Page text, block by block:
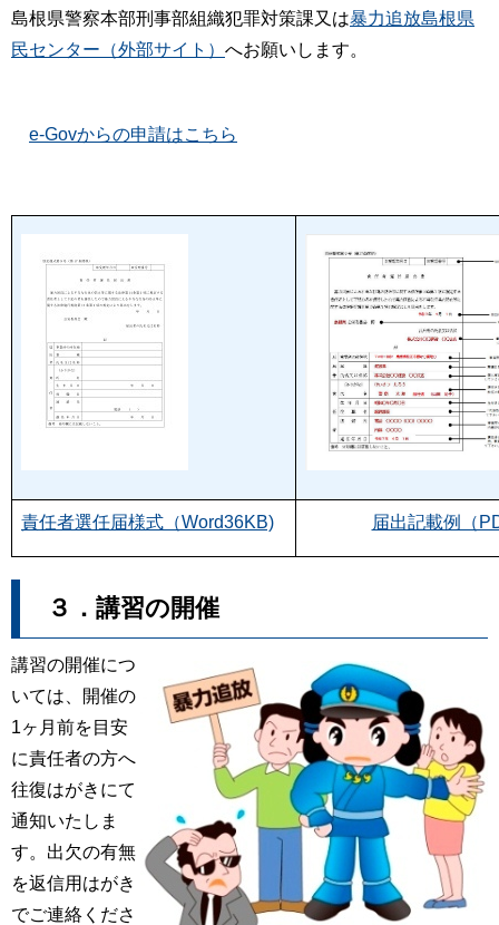
島根県警察本部刑事部組織犯罪対策課又は暴力追放島根県
民センター（外部サイト） へお願いします。
e-Govからの申請はこちら
一覧表
責任者選任届様式（Word36KB) 届出記載例（
３．講習の開催
講習の開催につ
いては、開催の
1ヶ月前を目安
に責任者の方へ
往復はがきにて
通知いたしま
す。出欠の有無
を返信用はがき
でご連絡くださ